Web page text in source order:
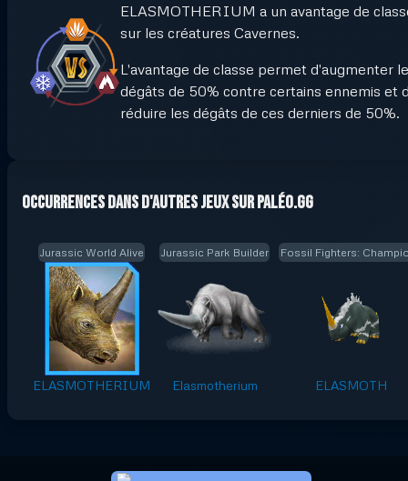
ELASMOTHERIUM a un avantage de
sur les créatures Cavernes.
L'avantage de classe permet d'augmenter
dégâts de 50% contre certains ennemis et
réduire les dégâts de ces derniers de 50%.
Occurrences dans d'autres jeux sur Paléo.GG
Jurassic World Alive
ELASMOTHERIUM
Jurassic Park Builder
Elasmotherium
Fossil Fighters:
ELASMOTH